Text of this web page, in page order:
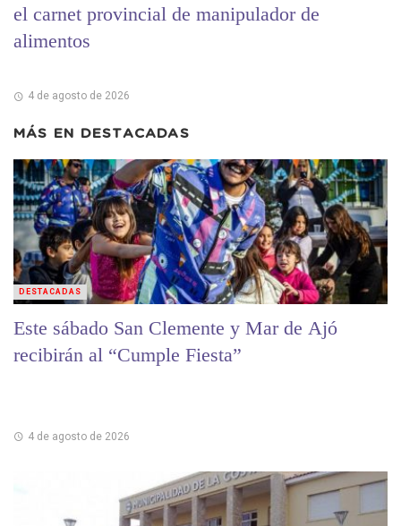
el carnet provincial de manipulador de
alimentos
4 de agosto de 2026
MÁS EN DESTACADAS
Este sábado San Clemente y Mar de Ajó
recibirán al “Cumple Fiesta”
4 de agosto de 2026
DESTACADAS